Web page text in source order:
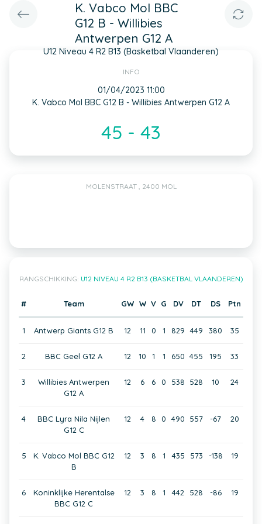
K. Vabco Mol BBC
G12 B - Willibies
Antwerpen G12 A
U12 Niveau 4 R2 B13 (Basketbal Vlaanderen)
INFO
01/04/2023 11:00
K. Vabco Mol BBC G12 B - Willibies Antwerpen G12 A
45 - 43
MOLENSTRAAT , 2400 MOL
RANGSCHIKKING: U12 NIVEAU 4 R2 B13 (BASKETBAL VLAANDEREN)
# Team GW W V G DV DT DS Ptn
1 Antwerp Giants G12 B 12 11 0 1 829 449 380 35
2 BBC Geel G12 A 12 10 1 1 650 455 195 33
3
Willibies Antwerpen
G12 A
12 6 6 0 538 528 10 24
4
BBC Lyra Nila Nijlen
G12 C
12 4 8 0 490 557 -67 20
5
K. Vabco Mol BBC G12
B
12 3 8 1 435 573 -138 19
6
Koninklijke Herentalse
BBC G12 C
12 3 8 1 442 528 -86 19